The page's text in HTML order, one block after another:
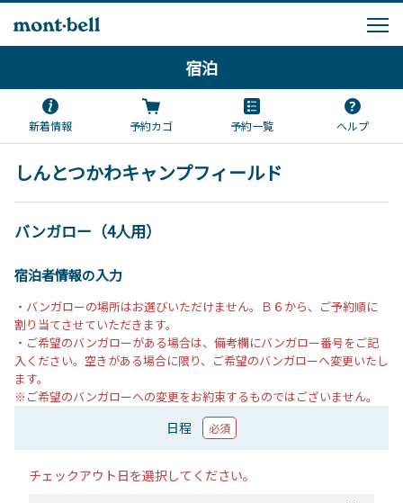
宿泊
新着情報 予約カゴ 予約一覧 ヘルプ
しんとつかわキャンプフィールド
バンガロー（4人用）
宿泊者情報の入力
・バンガローの場所はお選びいただけません。Ｂ６から、ご予約順に
割り当てさせていただきます。
・ご希望のバンガローがある場合は、備考欄にバンガロー番号をご記
入ください。空きがある場合に限り、ご希望のバンガローへ変更いたし
ます。
※ご希望のバンガローへの変更をお約束するものではございません。
日程 必須
チェックアウト日を選択してください。